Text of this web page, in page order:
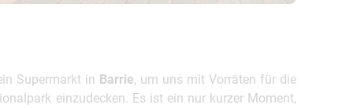
Supermarkt in Barrie, um uns mit Vorräten für die
einzudecken. Es ist ein nur kurzer Moment,